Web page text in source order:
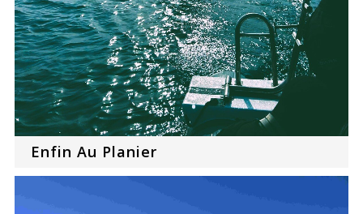
Enfin Au Planier